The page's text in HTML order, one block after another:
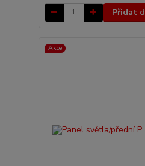
Přidat
Akce